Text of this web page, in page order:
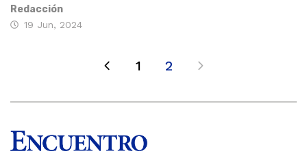
Redacción
19 Jun, 2024
1 2